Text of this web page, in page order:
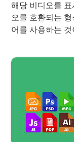
해당 비디오를
오를 호환되는
어를 사용하는